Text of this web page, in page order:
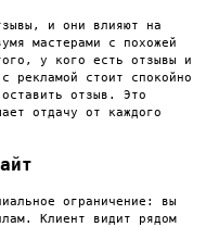
и они влияют на
мастерами с похожей
у кого есть отзывы и
рекламой стоит спокойно
отзыв. Это
отдачу от каждого
ограничение: вы
Клиент видит рядом